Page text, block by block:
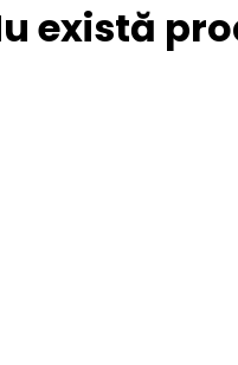
există